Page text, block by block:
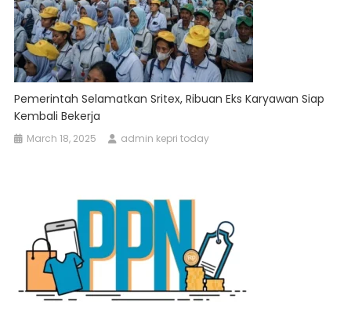
Pemerintah Selamatkan Sritex, Ribuan Eks Karyawan Siap
Kembali Bekerja
March 18, 2025 admin kepri today